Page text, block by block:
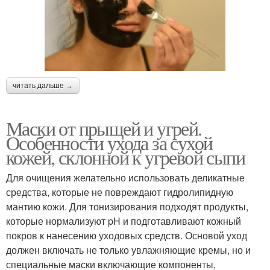
читать дальше →
Маски от прыщей и угрей.
Особенности ухода за сухой
кожей, склонной к угревой сыпи
Для очищения желательно использовать деликатные
средства, которые не повреждают гидролипидную
мантию кожи. Для тонизирования подходят продукты,
которые нормализуют pH и подготавливают кожный
покров к нанесению уходовых средств. Основой уход
должен включать не только увлажняющие кремы, но и
специальные маски включающие компоненты,